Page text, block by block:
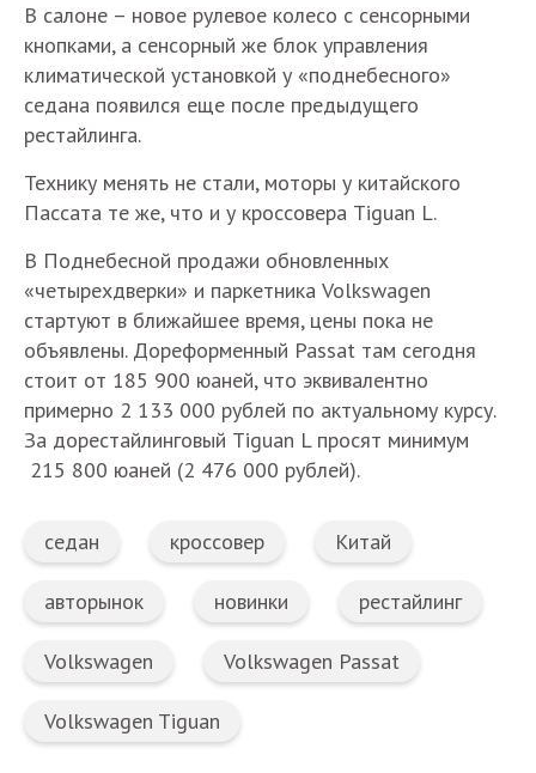
В салоне – новое рулевое колесо с сенсорными
кнопками, а сенсорный же блок управления
климатической установкой у «поднебесного»
седана появился еще после предыдущего
рестайлинга.
Технику менять не стали, моторы у китайского
Пассата те же, что и у кроссовера Tiguan L.
В Поднебесной продажи обновленных
«четырехдверки» и паркетника Volkswagen
стартуют в ближайшее время, цены пока не
объявлены. Дореформенный Passat там сегодня
стоит от 185 900 юаней, что эквивалентно
примерно 2 133 000 рублей по актуальному курсу.
За дорестайлинговый Tiguan L просят минимум
215 800 юаней (2 476 000 рублей).
седан кроссовер Китай
авторынок новинки рестайлинг
Volkswagen Volkswagen Passat
Volkswagen Tiguan